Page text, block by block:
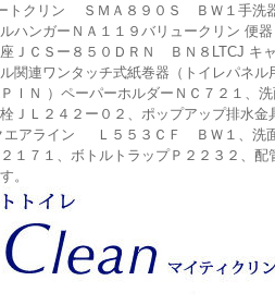
トクリン ＳＭＡ８９０Ｓ ＢＷ１手
ハンガーＮＡ１１９バリュークリン
ＪＣＳー８５０ＤＲＮ ＢＮ８LTCJ
関連ワンタッチ式紙巻器（トイレパネ
ＩＮ ）ペーパーホルダーＮＣ７２１
栓ＪＬ２４２ー０２、ポップアップ排
エアライン Ｌ５５３ＣＦ ＢＷ１、洗
１７１、ボトルトラップＰ２２３２、
。